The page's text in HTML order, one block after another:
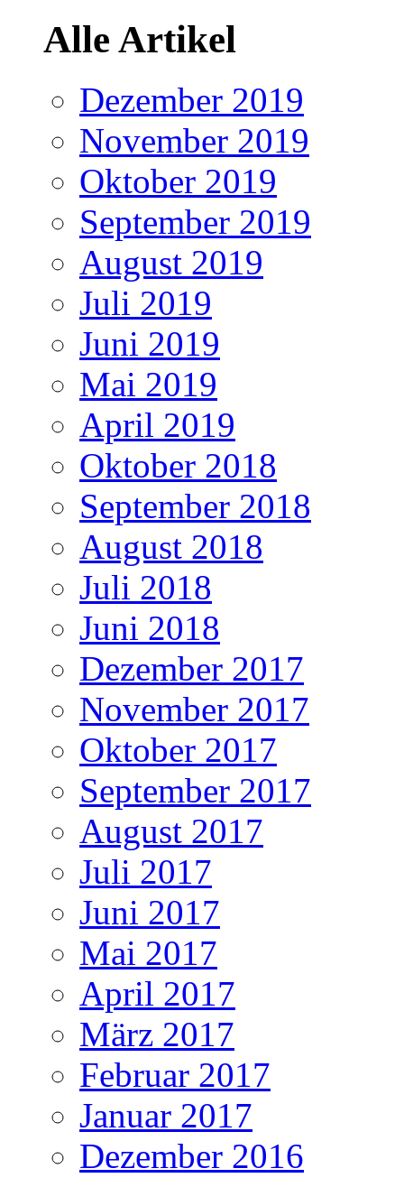
Alle Artikel
Dezember 2019
November 2019
Oktober 2019
September 2019
August 2019
Juli 2019
Juni 2019
Mai 2019
April 2019
Oktober 2018
September 2018
August 2018
Juli 2018
Juni 2018
Dezember 2017
November 2017
Oktober 2017
September 2017
August 2017
Juli 2017
Juni 2017
Mai 2017
April 2017
März 2017
Februar 2017
Januar 2017
Dezember 2016